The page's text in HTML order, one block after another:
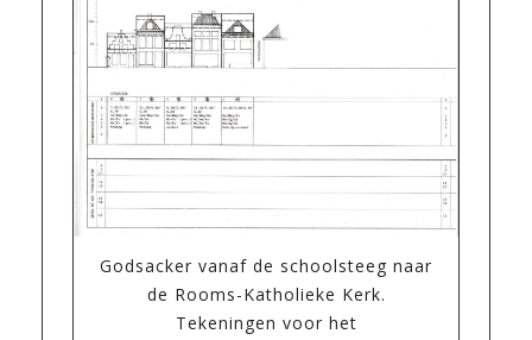
Godsacker vanaf de schoolsteeg naar
de Rooms-Katholieke Kerk.
Tekeningen voor het